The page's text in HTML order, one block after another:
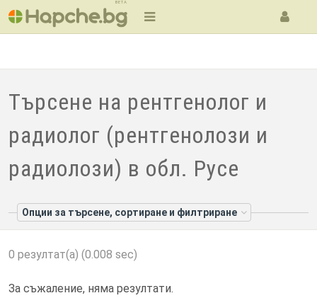
BETA
Търсене на рентгенолог и
радиолог (рентгенолози и
радиолози) в обл. Русе
Опции за търсене, сортиране и филтриране
0 резултат(а) (0.008 sec)
За съжаление, няма резултати.